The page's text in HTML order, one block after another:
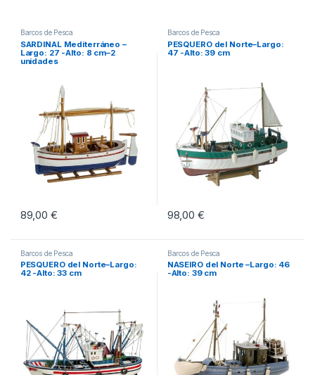
Barcos de Pesca
SARDINAL Mediterráneo –
Largo: 27 -Alto: 8 cm–2
unidades
89,00 €
Barcos de Pesca
PESQUERO del Norte–Largo:
47 -Alto: 39 cm
98,00 €
Barcos de Pesca
PESQUERO del Norte–Largo:
42 -Alto: 33 cm
Barcos de Pesca
NASEIRO del Norte –Largo: 46
-Alto: 39 cm